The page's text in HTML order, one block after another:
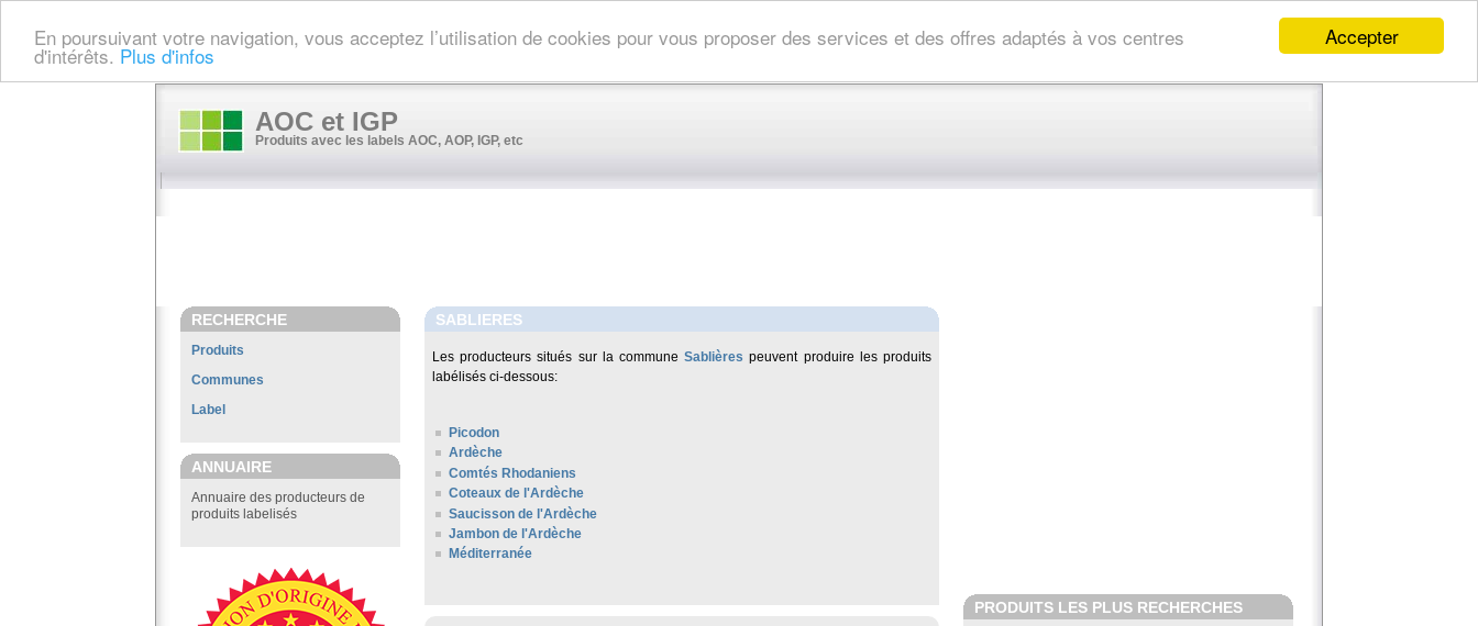
Accepter
En poursuivant votre navigation, vous acceptez l’utilisation de cookies pour vous proposer des services et des offres adaptés à vos centres
d'intérêts. Plus d'infos
AOC et IGP
Produits avec les labels AOC, AOP, IGP, etc
RECHERCHE
Produits
Communes
Label
ANNUAIRE
Annuaire des producteurs de
produits labelisés
SABLIERES
Les producteurs situés sur la communeSablières peuvent produire les produits
labélisés ci-dessous:
Picodon
Ardèche
Comtés Rhodaniens
Coteaux de l'Ardèche
Saucisson de l'Ardèche
Jambon de l'Ardèche
Méditerranée
PRODUITS LES PLUS RECHERCHES